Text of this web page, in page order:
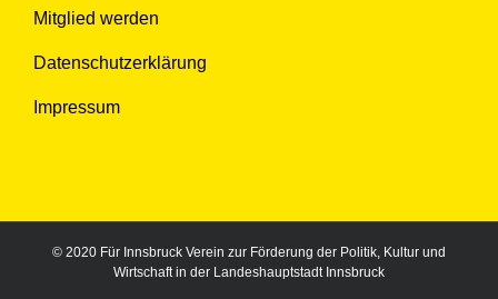
Mitglied werden
Datenschutzerklärung
Impressum
© 2020 Für Innsbruck Verein zur Förderung der Politik, Kultur und
Wirtschaft in der Landeshauptstadt Innsbruck